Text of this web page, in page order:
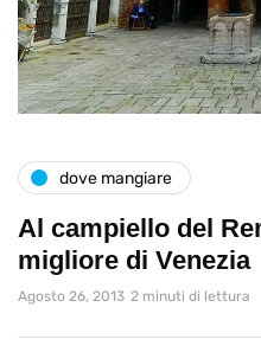
dove mangiare
Al campiello del
migliore di Venezia
Agosto 26, 2013 2 minuti di lettura